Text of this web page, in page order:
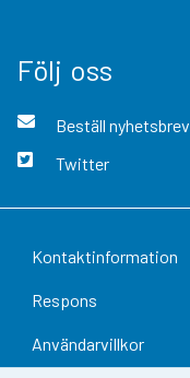
Följ oss
Beställ nyhetsbrev
Twitter
Kontaktinformation
Respons
Användarvillkor